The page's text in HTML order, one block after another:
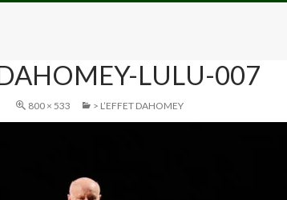
LULU-007
800 × 533 > L’EFFET DAHOMEY